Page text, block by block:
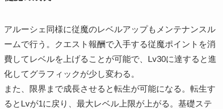
アルーシェ同様に従魔のレベルアップもメンテナンスル
ームで行う。クエスト報酬で入手する従魔ポイントを消
費してレベルを上げることが可能で、Lv30に達すると進
化してグラフィックが少し変わる。
また、限界まで成長させると転生が可能になる。転生す
るとLvが1に戻り、最大レベル上限が上がる。基礎ステ